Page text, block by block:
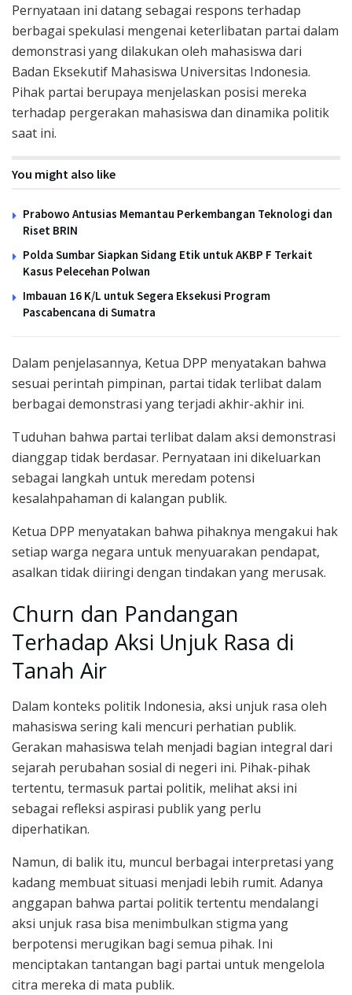
Pernyataan ini datang sebagai respons terhadap
berbagai spekulasi mengenai keterlibatan partai dalam
demonstrasi yang dilakukan oleh mahasiswa dari
Badan Eksekutif Mahasiswa Universitas Indonesia.
Pihak partai berupaya menjelaskan posisi mereka
terhadap pergerakan mahasiswa dan dinamika politik
saat ini.
You might also like
Prabowo Antusias Memantau Perkembangan Teknologi dan
Riset BRIN
Polda Sumbar Siapkan Sidang Etik untuk AKBP F Terkait
Kasus Pelecehan Polwan
Imbauan 16 K/L untuk Segera Eksekusi Program
Pascabencana di Sumatra
Dalam penjelasannya, Ketua DPP menyatakan bahwa
sesuai perintah pimpinan, partai tidak terlibat dalam
berbagai demonstrasi yang terjadi akhir-akhir ini.
Tuduhan bahwa partai terlibat dalam aksi demonstrasi
dianggap tidak berdasar. Pernyataan ini dikeluarkan
sebagai langkah untuk meredam potensi
kesalahpahaman di kalangan publik.
Ketua DPP menyatakan bahwa pihaknya mengakui hak
setiap warga negara untuk menyuarakan pendapat,
asalkan tidak diiringi dengan tindakan yang merusak.
Churn dan Pandangan
Terhadap Aksi Unjuk Rasa di
Tanah Air
Dalam konteks politik Indonesia, aksi unjuk rasa oleh
mahasiswa sering kali mencuri perhatian publik.
Gerakan mahasiswa telah menjadi bagian integral dari
sejarah perubahan sosial di negeri ini. Pihak-pihak
tertentu, termasuk partai politik, melihat aksi ini
sebagai refleksi aspirasi publik yang perlu
diperhatikan.
Namun, di balik itu, muncul berbagai interpretasi yang
kadang membuat situasi menjadi lebih rumit. Adanya
anggapan bahwa partai politik tertentu mendalangi
aksi unjuk rasa bisa menimbulkan stigma yang
berpotensi merugikan bagi semua pihak. Ini
menciptakan tantangan bagi partai untuk mengelola
citra mereka di mata publik.